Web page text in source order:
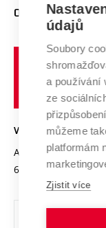
E-přihláška
Doktorské studium
Podpora podnikání
Mezinárodní
Systém zajišťování
Výzkumné
Transfer znalostí
Open Science
Projekty
Projekty ze
Specifický výzkum
Zahraniční
Spolupráce se
Služby univerzity
Mezinárodní dohody
Univerzitní sítě
O UNIVERZITĚ
Profil univerzity
Udržitelná
Podnikavá
Bezpečná univerzita
Vyznamenání
Organizační
Ochrana osobních
VYSOKÉ UČENÍ
Antonínská 548/1
602 00 Brno
údajů
Soubory
a používání
ze
můžeme
platformám
Zjistit více